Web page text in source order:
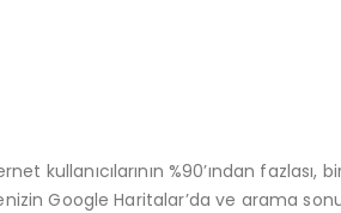
kullanıcılarının %90’ından
Google Haritalar’da ve arama